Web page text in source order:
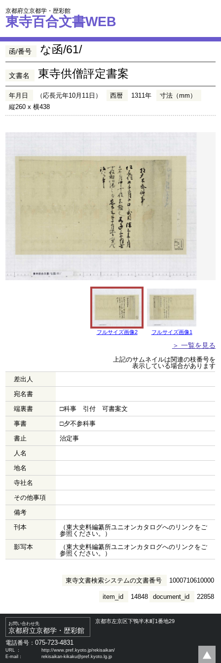
京都府立京都学・歴彩館
東寺百合文書WEB
函/番号 な函/61/
文書名 東寺供僧評定書案
年月日 （応長元年10月11日） 西暦 1311年
寸法（mm）
縦260 x 横438
フルサイズ画像2 フルサイズ画像1
＞ 一覧を見る
上記のサムネイルは関連の枝番号を
表示している場合があります
差出人
宛名書
端裏書
□科事 引付 可書案文
事書
□夕不参科事
書止
治定事
人名
地名
寺社名
その他事項
備考
刊本
（東大史料編纂所ユニオンカタログへのリンクをご
参照ください。）
影写本
（東大史料編纂所ユニオンカタログへのリンクをご
参照ください。）
東寺文書検索システムの文書番号 1000710610000
document_id 22858
item_id 14848
お問い合わせ先
京都府立京都学・歴彩館
京都市左京区下鴨半木町1番地29
電話番号：075-723-4831
URL ：
http://www.pref.kyoto.jp/rekisaikan/
E-mail：
rekisaikan-kikaku@pref.kyoto.lg.jp